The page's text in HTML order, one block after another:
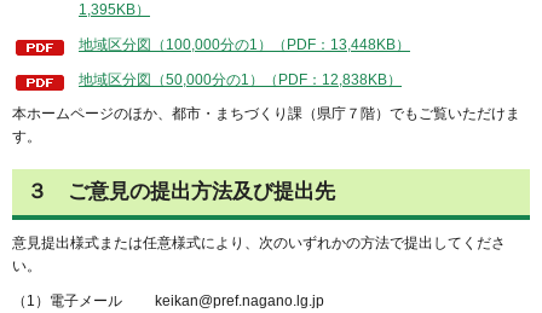
1,395KB）
地域区分図（100,000分の1）（PDF：13,448KB）
地域区分図（50,000分の1）（PDF：12,838KB）
本ホームページのほか、都市・まちづくり課（県庁７階）でもご覧いただけま
す。
３ ご意見の提出方法及び提出先
意見提出様式または任意様式により、次のいずれかの方法で提出してくださ
い。
（1）電子メール keikan@pref.nagano.lg.jp